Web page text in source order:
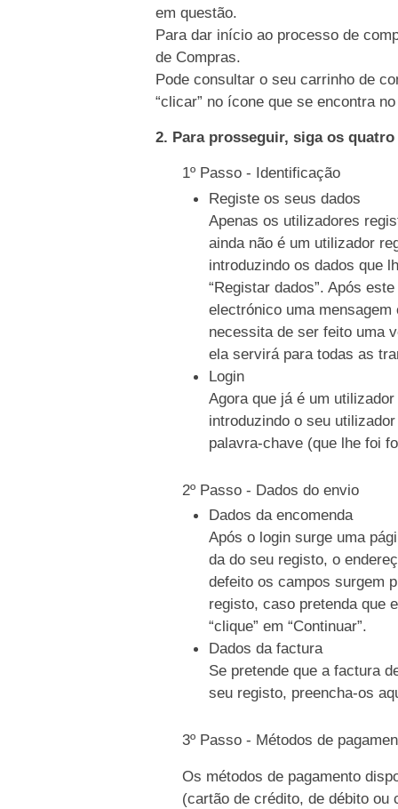
em questão.
Para dar início ao processo de
de Compras.
Pode consultar o seu carrinho de
“clicar” no ícone que se encontra
2. Para prosseguir, siga os
1º Passo - Identificação
Registe os seus dados
Apenas os utilizadores
ainda não é um utilizador
introduzindo os dados que
“Registar dados”. Após
electrónico uma
necessita de ser feito uma
ela servirá para todas as
Login
Agora que já é um
introduzindo o seu
palavra-chave (que lhe foi
2º Passo - Dados do envio
Dados da encomenda
Após o login surge uma
da do seu registo, o
defeito os campos surgem
registo, caso pretenda que
“clique” em “Continuar”.
Dados da factura
Se pretende que a factura
seu registo, preencha-os
3º Passo - Métodos de
Os métodos de pagamento
(cartão de crédito, de débito ou